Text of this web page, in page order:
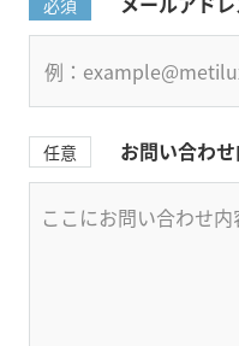
任意 お問い合わ